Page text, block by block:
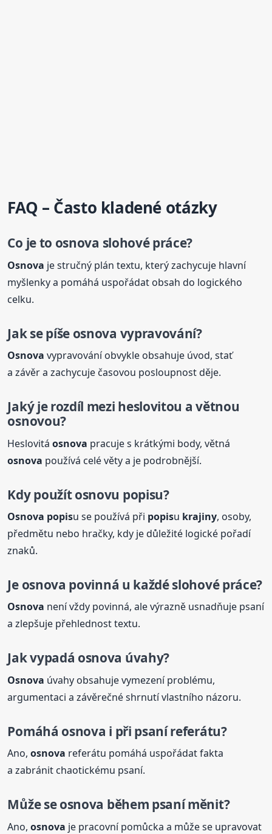
FAQ – Často kladené otázky
Co je to osnova slohové práce?
Osnova je stručný plán textu, který zachycuje hlavní
myšlenky a pomáhá uspořádat obsah do logického
celku.
Jak se píše osnova vypravování?
Osnova vypravování obvykle obsahuje úvod, stať
a závěr a zachycuje časovou posloupnost děje.
Jaký je rozdíl mezi heslovitou a větnou
osnovou?
Heslovitáosnova pracuje s krátkými body, větná
osnova používá celé věty a je podrobnější.
Kdy použít osnovu popisu?
Osnova popisu se používá při popisu krajiny, osoby,
předmětu nebo hračky, kdy je důležité logické pořadí
znaků.
Je osnova povinná u každé slohové práce?
Osnova není vždy povinná, ale výrazně usnadňuje psaní
a zlepšuje přehlednost textu.
Jak vypadá osnova úvahy?
Osnova úvahy obsahuje vymezení problému,
argumentaci a závěrečné shrnutí vlastního názoru.
Pomáhá osnova i při psaní referátu?
Ano,osnova referátu pomáhá uspořádat fakta
a zabránit chaotickému psaní.
Může seosnova během psaní měnit?
Ano,osnova je pracovní pomůcka a může se upravovat